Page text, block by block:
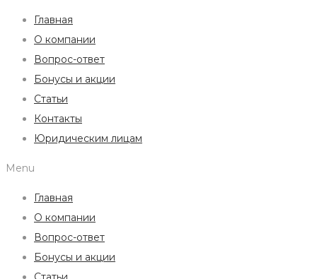
Главная
О компании
Вопрос-ответ
Бонусы и акции
Статьи
Контакты
Юридическим лицам
Menu
Главная
О компании
Вопрос-ответ
Бонусы и акции